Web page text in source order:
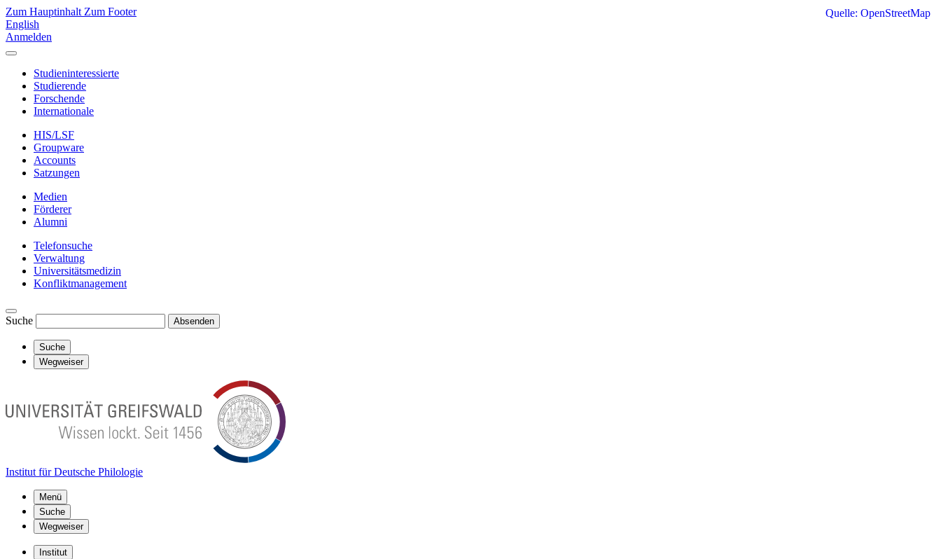
Zum Hauptinhalt Zum Footer
English
Anmelden
Studieninteressierte
Studierende
Forschende
Internationale
HIS/LSF
Groupware
Accounts
Satzungen
Medien
Förderer
Alumni
Telefonsuche
Verwaltung
Universitätsmedizin
Konfliktmanagement
Suche Absenden
Suche
Wegweiser
Institut für Deutsche Philologie
Menü
Suche
Wegweiser
Institut
Quelle: OpenStreetMap